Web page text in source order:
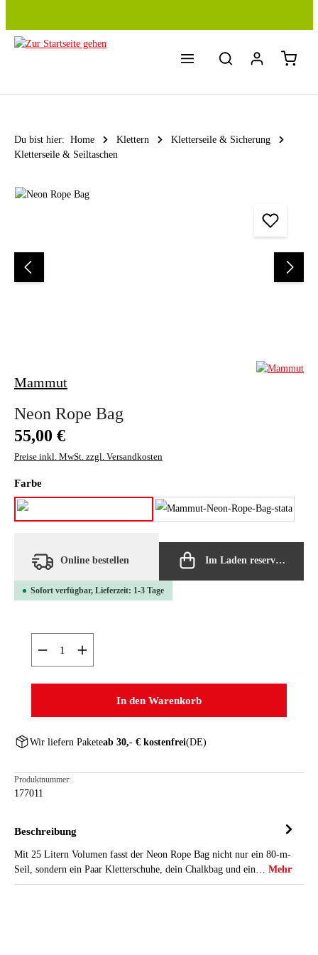
Du bist hier: Home Klettern
Kletterseile & Sicherung
Kletterseile & Seiltaschen
Bildergalerie überspringen
Mammut
Neon Rope Bag
Regulärer Preis:
55,00 €
Preise inkl. MwSt. zzgl. Versandkosten
Farbeauswählen
strata
Online bestellen Im Laden reservieren
Sofort verfügbar, Lieferzeit: 1-3 Tage
Produkt Anzahl: Gib den gewünschten Wert ein oder
In den Warenkorb
Wir liefern Paketeab 30,- € kostenfrei(DE)
Produktnummer:
177011
Beschreibung
Mit 25 Litern Volumen fasst der Neon Rope Bag nicht nur ein 80-m-
Seil, sondern ein Paar Kletterschuhe, dein Chalkbag und ein… Mehr